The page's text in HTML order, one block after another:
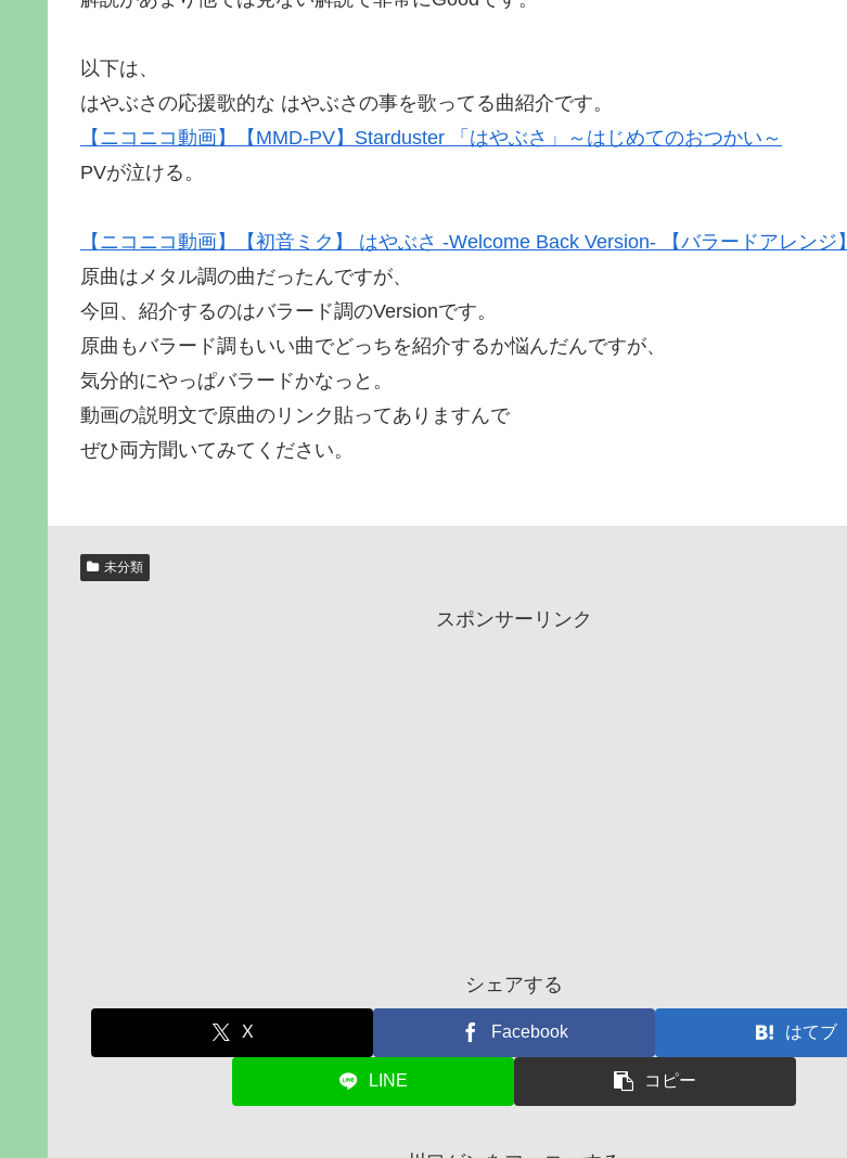
以下は、
はやぶさの応援歌的な はやぶさの事を歌ってる曲紹介です。
【ニコニコ動画】【MMD-PV】Starduster 「はやぶさ」～はじめてのおつかい～
PVが泣ける。
【ニコニコ動画】【初音ミク】 はやぶさ -Welcome Back Version- 【バラードアレンジ】
原曲はメタル調の曲だったんですが、
今回、紹介するのはバラード調のVersionです。
原曲もバラード調もいい曲でどっちを紹介するか悩んだんですが、
気分的にやっぱバラードかなっと。
動画の説明文で原曲のリンク貼ってありますんで
ぜひ両方聞いてみてください。
未分類
スポンサーリンク
シェアする
X Facebook はてブ
LINE コピー